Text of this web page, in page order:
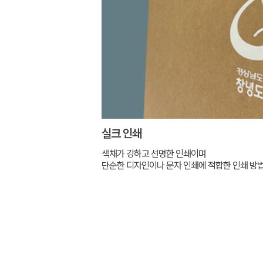
실크 인쇄
색채가 강하고 선명한 인쇄이며
단순한 디자인이나 문자 인쇄에 적합한 인쇄 방